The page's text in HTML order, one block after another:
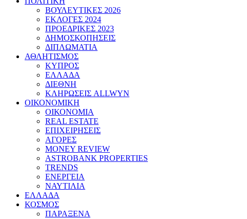
ΒΟΥΛΕΥΤΙΚΕΣ 2026
ΕΚΛΟΓΕΣ 2024
ΠΡΟΕΔΡΙΚΕΣ 2023
ΔΗΜΟΣΚΟΠΗΣΕΙΣ
ΔΙΠΛΩΜΑΤΙΑ
ΑΘΛΗΤΙΣΜΟΣ
ΚΥΠΡΟΣ
ΕΛΛΑΔΑ
ΔΙΕΘΝΗ
ΚΛΗΡΩΣΕΙΣ ALLWYN
ΟΙΚΟΝΟΜΙΚΗ
ΟΙΚΟΝΟΜΙΑ
REAL ESTATE
ΕΠΙΧΕΙΡΗΣΕΙΣ
ΑΓΟΡΕΣ
MONEY REVIEW
ASTROBANK PROPERTIES
TRENDS
ΕΝΕΡΓΕΙΑ
ΝΑΥΤΙΛΙΑ
ΕΛΛΑΔΑ
ΚΟΣΜΟΣ
ΠΑΡΑΞΕΝΑ